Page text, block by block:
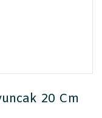
20 Cm